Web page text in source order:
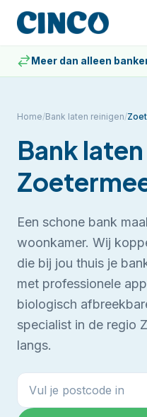
Meer dan alleen
Home/Bank laten reinigen/
Bank
Een schone bank
woonkamer. Wij
die bij jou thuis je
met professionele
biologisch
specialist in de regio
langs.